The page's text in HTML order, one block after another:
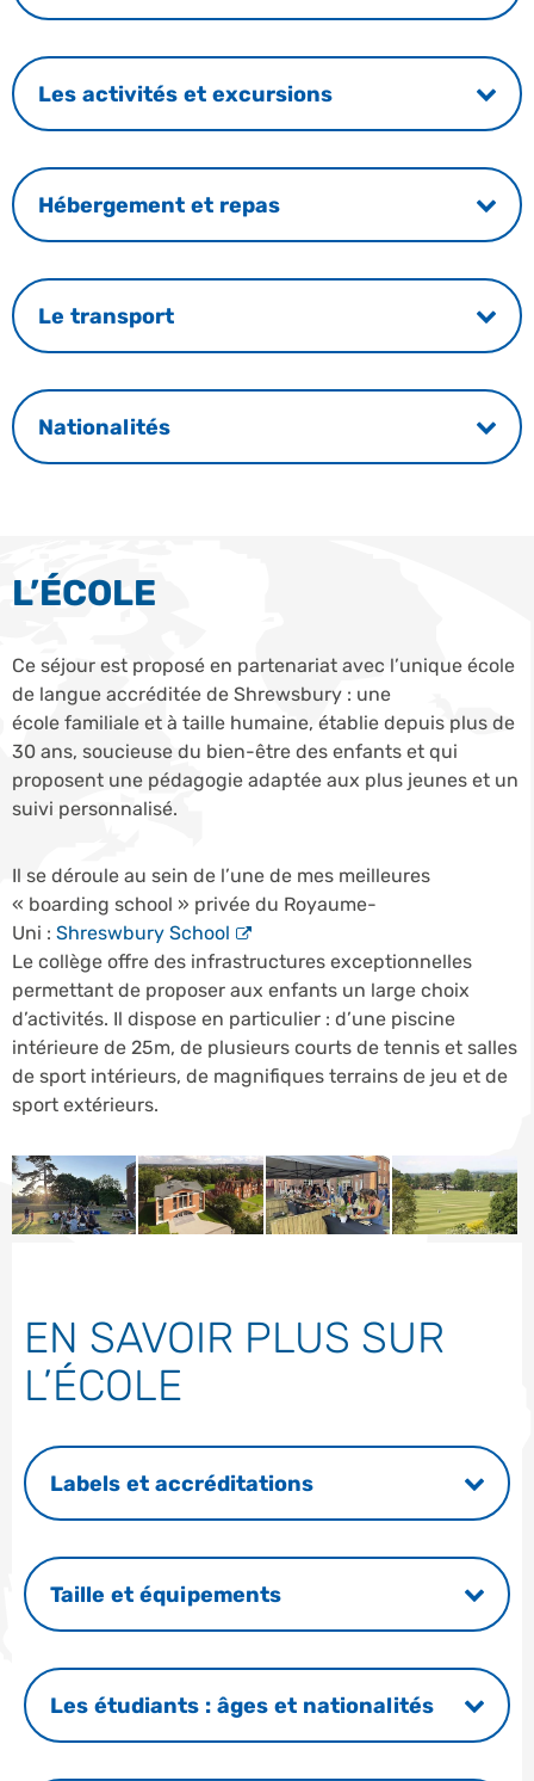
Les activités et excursions
Hébergement et repas
Le transport
Nationalités
L’ÉCOLE
Ce séjour est proposé en partenariat avec l’unique école
de langue accréditée de Shrewsbury : une
école familiale et à taille humaine, établie depuis plus de
30 ans, soucieuse du bien-être des enfants et qui
proposent une pédagogie adaptée aux plus jeunes et un
suivi personnalisé.
Il se déroule au sein de l’une de mes meilleures
« boarding school » privée du Royaume-
Uni : Shreswbury School
Le collège offre des infrastructures exceptionnelles
permettant de proposer aux enfants un large choix
d’activités. Il dispose en particulier : d’une piscine
intérieure de 25m, de plusieurs courts de tennis et salles
de sport intérieurs, de magnifiques terrains de jeu et de
sport extérieurs.
EN SAVOIR PLUS SUR
L’ÉCOLE
Labels et accréditations
Taille et équipements
Les étudiants : âges et nationalités